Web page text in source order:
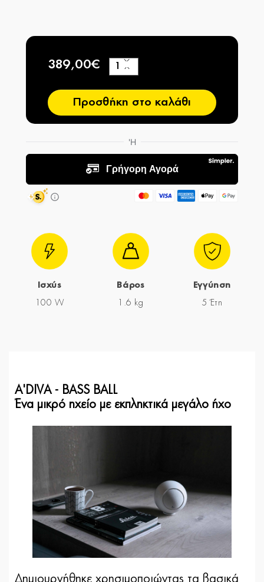
389,00€
−
+
Προσθήκη στο καλάθι
Ισχύς
100 W
Βάρος
1.6 kg
Εγγύηση
5 Έτη
A'DIVA - BASS BALL
Ένα μικρό ηχείο με εκπληκτικά μεγάλο ήχο
Δημιουργήθηκε χρησιμοποιώντας τα βασικά